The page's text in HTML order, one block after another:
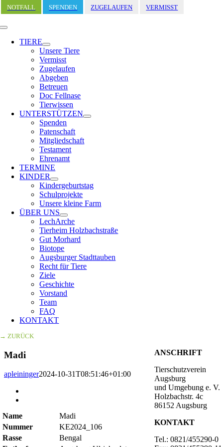
Zum
Inhalt
springen
NOTFALL SPENDEN ZUGELAUFEN VERMISST
Toggle
Navigation
TIERE
Unsere Tiere
Vermisst
Zugelaufen
Abgeben
Betreuen
Doc Fellnase
Tierwissen
UNTERSTÜTZEN
Spenden
Patenschaft
Mitgliedschaft
Testament
Ehrenamt
TERMINE
KINDER
Kindergeburtstag
Schulprojekte
Unsere kleine Farm
ÜBER UNS
LechArche
Tierheim Holzbachstraße
Gut Morhard
Biotope
Augsburger Stadttauben
Recht für Tiere
Ziele
Geschichte
Vorstand
Team
FAQ
KONTAKT
→ ZURÜCK
Madi
apleininger2024-10-31T08:51:46+01:00
Name
Madi
Nummer
KE2024_106
Rasse
Bengal
ANSCHRIFT
Tierschutzverein
Augsburg
und Umgebung e. V.
Holzbachstr. 4c
86152 Augsburg
KONTAKT
Tel.: 0821/455290-0